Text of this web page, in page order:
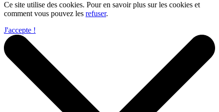
Ce site utilise des cookies. Pour en savoir plus sur les cookies et
comment vous pouvez les refuser.
J'accepte !